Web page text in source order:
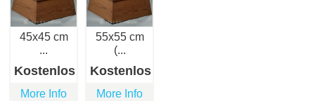
45х45 cm
...
Kostenlos
More Info
55x55 cm
(...
Kostenlos
More Info